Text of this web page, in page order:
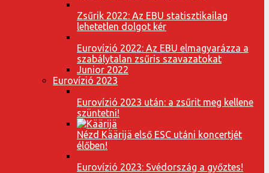
Zsűrik 2022: Az EBU statisztikailag
lehetetlen dolgot kér
Eurovízió 2022: Az EBU elmagyarázza a
szabálytalan zsűris szavazatokat
Junior 2022
Eurovízió 2023
Eurovízió 2023 után: a zsűrit meg kellene
szüntetni!
Nézd Käärijä első ESC utáni koncertjét
élőben!
Eurovízió 2023: Svédország a győztes!